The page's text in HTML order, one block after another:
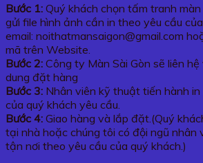
Bước 1: Quý khách chọn tấm tranh
gửi file hình ảnh cần in theo yêu cầu
email: noithatmansaigon@gmail.com
mã trên Website.
Bước 2: Công ty Màn Sài Gòn sẽ liên
dung đặt hàng
Bước 3: Nhân viên kỹ thuật tiến hành
của quý khách yêu cầu.
Bước 4: Giao hàng và lắp đặt.(Quý
tại nhà hoặc chúng tôi có đội ngũ
tận nơi theo yêu cầu của quý khách.)